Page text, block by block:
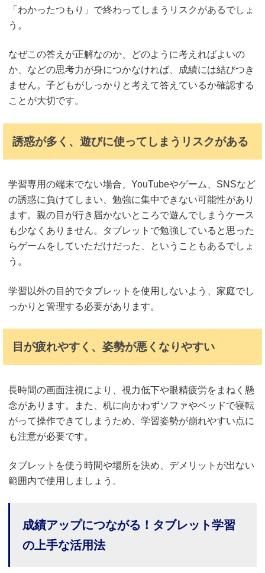
「わかったつもり」で終わってしまうリスクがあるでしょ
う。
なぜこの答えが正解なのか、どのように考えればよいの
か、などの思考力が身につかなければ、成績には結びつき
ません。子どもがしっかりと考えて答えているか確認する
ことが大切です。
誘惑が多く、遊びに使ってしまうリスクがある
学習専用の端末でない場合、YouTubeやゲーム、SNSなど
の誘惑に負けてしまい、勉強に集中できない可能性があり
ます。親の目が行き届かないところで遊んでしまうケース
も少なくありません。タブレットで勉強していると思った
らゲームをしていただけだった、ということもあるでしょ
う。
学習以外の目的でタブレットを使用しないよう、家庭でし
っかりと管理する必要があります。
目が疲れやすく、姿勢が悪くなりやすい
長時間の画面注視により、視力低下や眼精疲労をまねく懸
念があります。また、机に向かわずソファやベッドで寝転
がって操作できてしまうため、学習姿勢が崩れやすい点に
も注意が必要です。
タブレットを使う時間や場所を決め、デメリットが出ない
範囲内で使用しましょう。
成績アップにつながる！タブレット学習
の上手な活用法